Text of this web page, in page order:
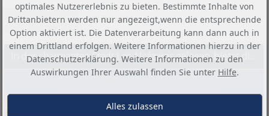
Sortieren nach -- bitte wählen --
optimales Nutzererlebnis zu bieten. Bestimmte Inhalte von
Drittanbietern werden nur angezeigt,wenn die entsprechende
Option aktiviert ist. Die Datenverarbeitung kann dann auch in
einem Drittland erfolgen. Weitere Informationen hierzu in der
Datenschutzerklärung. Weitere Informationen zu den
Auswirkungen Ihrer Auswahl finden Sie unter Hilfe.